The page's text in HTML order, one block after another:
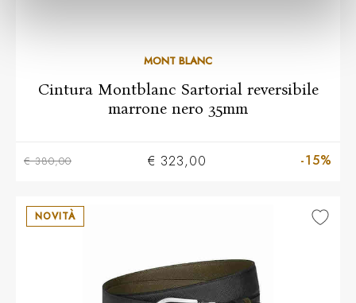
MONT BLANC
Cintura Montblanc Sartorial reversibile
marrone nero 35mm
€ 380,00 € 323,00 -15%
NOVITÀ